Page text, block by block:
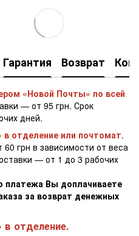
Гарантия Возврат
«Новой Почты» по всей
— от 95 грн. Срок
дней.
отделение или почтомат.
грн в зависимости от веса
— от 1 до 3 рабочих
платежа Вы доплачиваете
за возврат денежных
в отделение.